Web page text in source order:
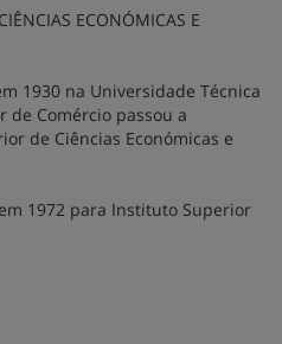
ECONÓMICAS E
1930 na Universidade Técnica
de Comércio passou a
de Ciências Económicas e
1972 para Instituto Superior